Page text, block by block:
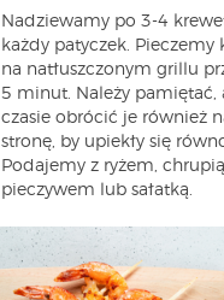
Nadziewamy po 3-4
każdy patyczek. Pieczemy
na natłuszczonym grillu
5 minut. Należy pamiętać,
czasie obrócić je również
stronę, by upiekły się
Podajemy z ryżem,
pieczywem lub sałatką.